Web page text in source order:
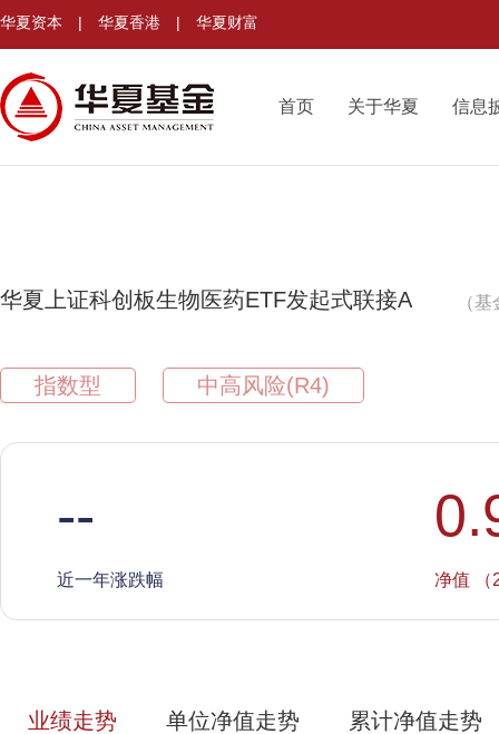
华夏资本 | 华夏香港 | 华夏财富
首页 关于华夏 信息
华夏上证科创板生物医药ETF发起式联接A （
指数型 中高风险(R4)
--
近一年涨跌幅 净值 （
业绩走势 单位净值走势 累计净值走势